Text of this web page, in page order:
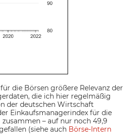
die Börsen größere Relevanz der
die ich hier regelmäßig
der deutschen Wirtschaft
Einkaufsmanagerindex für die
– auf nur noch 49,9
(siehe auch Börse-Intern